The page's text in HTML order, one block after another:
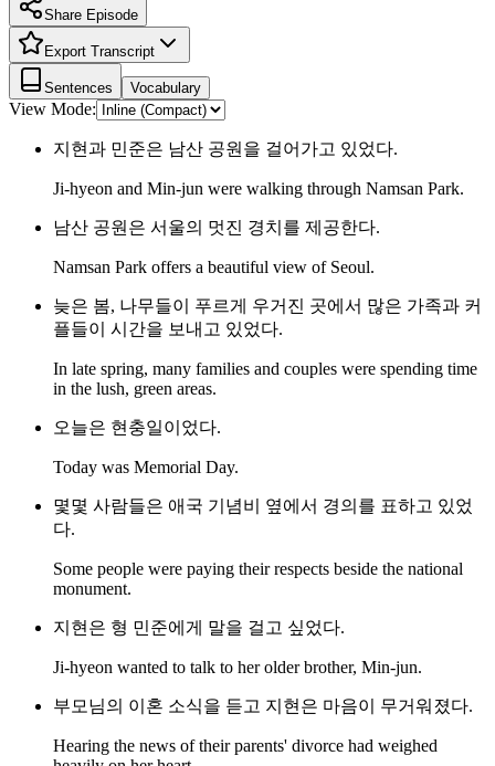
Share Episode
Export Transcript
Sentences Vocabulary
View Mode:
지현과 민준은 남산 공원을 걸어가고 있었다.
Ji-hyeon and Min-jun were walking through Namsan Park.
남산 공원은 서울의 멋진 경치를 제공한다.
Namsan Park offers a beautiful view of Seoul.
늦은 봄, 나무들이 푸르게 우거진 곳에서 많은 가족과 커
플들이 시간을 보내고 있었다.
In late spring, many families and couples were spending time
in the lush, green areas.
오늘은 현충일이었다.
Today was Memorial Day.
몇몇 사람들은 애국 기념비 옆에서 경의를 표하고 있었
다.
Some people were paying their respects beside the national
monument.
지현은 형 민준에게 말을 걸고 싶었다.
Ji-hyeon wanted to talk to her older brother, Min-jun.
부모님의 이혼 소식을 듣고 지현은 마음이 무거워졌다.
Hearing the news of their parents' divorce had weighed